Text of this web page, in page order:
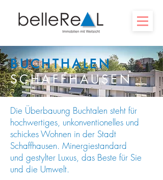
BUCHTHALEN
SCHAFFHAUSEN
Die Überbauung Buchtalen steht für
hochwertiges, unkonventionelles und
schickes Wohnen in der Stadt
Schaffhausen. Minergiestandard
und gestylter Luxus, das Beste für Sie
und die Umwelt.